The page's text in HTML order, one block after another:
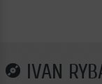
IVAN